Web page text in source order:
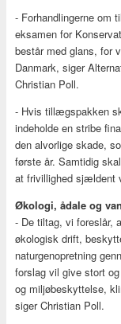
- Forhandlingerne om
eksamen for
består med glans, for
Danmark, siger
Christian Poll.
- Hvis tillægspakken
indeholde en stribe
den alvorlige skade,
første år. Samtidig
at frivillighed sjældent
Økologi, ådale og
- De tiltag, vi foreslår,
økologisk drift,
naturgenopretning
forslag vil give stort
og miljøbeskyttelse,
siger Christian Poll.